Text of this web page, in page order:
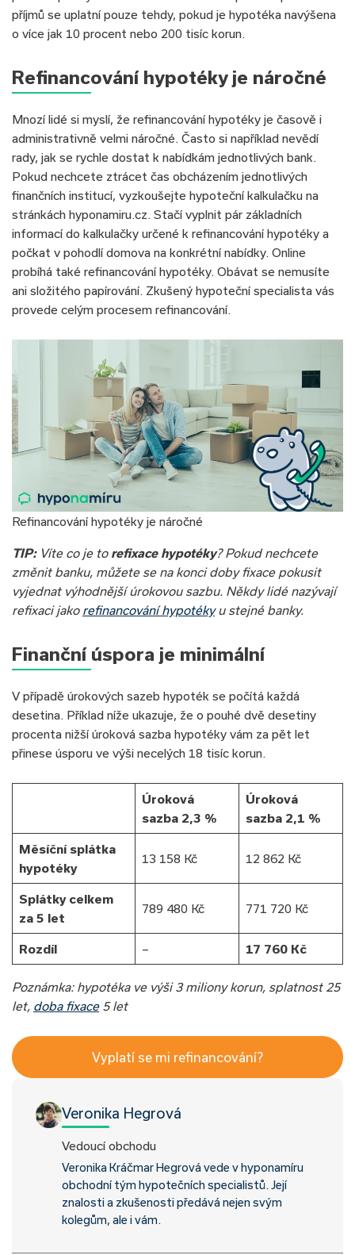
příjmů se uplatní pouze tehdy, pokud je hypotéka navýšena
o více jak 10 procent nebo 200 tisíc korun.
Refinancování hypotéky je náročné
Mnozí lidé si myslí, že refinancování hypotéky je časově i
administrativně velmi náročné. Často si například nevědí
rady, jak se rychle dostat k nabídkám jednotlivých bank.
Pokud nechcete ztrácet čas obcházením jednotlivých
finančních institucí, vyzkoušejte hypoteční kalkulačku na
stránkách hyponamiru.cz. Stačí vyplnit pár základních
informací do kalkulačky určené k refinancování hypotéky a
počkat v pohodlí domova na konkrétní nabídky. Online
probíhá také refinancování hypotéky. Obávat se nemusíte
ani složitého papírování. Zkušený hypoteční specialista vás
provede celým procesem refinancování.
Refinancování hypotéky je náročné
TIP:Víte co je to refixace hypotéky? Pokud nechcete
změnit banku, můžete se na konci doby fixace pokusit
vyjednat výhodnější úrokovou sazbu. Někdy lidé nazývají
refixaci jako refinancování hypotékyu stejné banky.
Finanční úspora je minimální
V případě úrokových sazeb hypoték se počítá každá
desetina. Příklad níže ukazuje, že o pouhé dvě desetiny
procenta nižší úroková sazba hypotéky vám za pět let
přinese úsporu ve výši necelých 18 tisíc korun.
Úroková
sazba 2,3 %
Úroková
sazba 2,1 %
Měsíční splátka
hypotéky
13 158 Kč 12 862 Kč
Splátky celkem
za 5 let
789 480 Kč 771 720 Kč
Rozdíl – 17 760 Kč
Poznámka: hypotéka ve výši 3 miliony korun, splatnost 25
let, doba fixace5 let
Vyplatí se mi refinancování?
Veronika Hegrová
Vedoucí obchodu
Veronika Kráčmar Hegrová vede v hyponamíru
obchodní tým hypotečních specialistů. Její
znalosti a zkušenosti předává nejen svým
kolegům, ale i vám.